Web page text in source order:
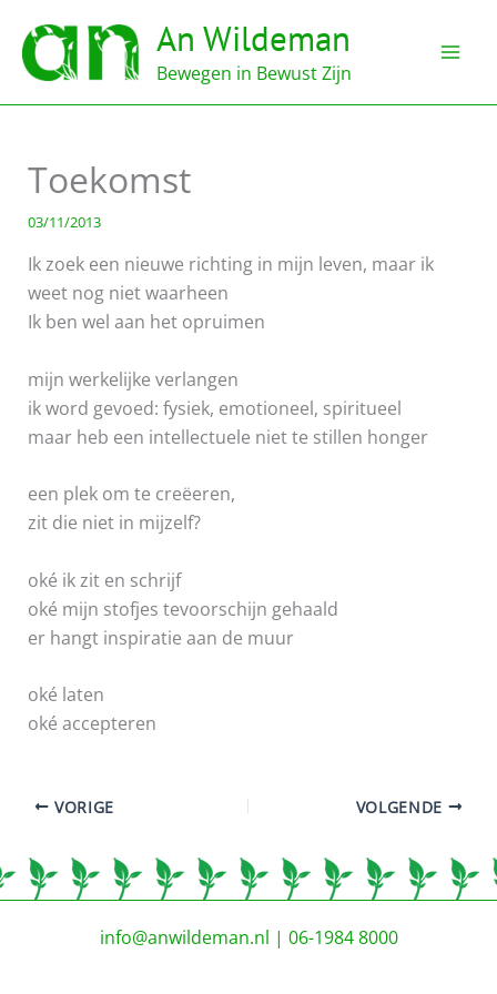
naar
inhoud
An Wildeman
Bewegen in Bewust Zijn
Toekomst
03/11/2013
Ik zoek een nieuwe richting in mijn leven, maar ik
weet nog niet waarheen
Ik ben wel aan het opruimen
mijn werkelijke verlangen
ik word gevoed: fysiek, emotioneel, spiritueel
maar heb een intellectuele niet te stillen honger
een plek om te creëeren,
zit die niet in mijzelf?
oké ik zit en schrijf
oké mijn stofjes tevoorschijn gehaald
er hangt inspiratie aan de muur
oké laten
oké accepteren
VORIGE VOLGENDE
info@anwildeman.nl | 06-1984 8000